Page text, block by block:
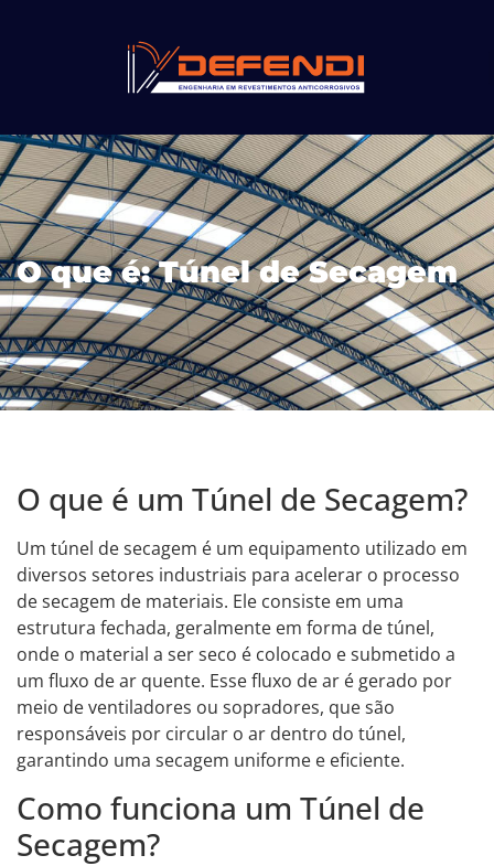
O que é: Túnel de Secagem
O que é um Túnel de Secagem?
Um túnel de secagem é um equipamento utilizado em
diversos setores industriais para acelerar o processo
de secagem de materiais. Ele consiste em uma
estrutura fechada, geralmente em forma de túnel,
onde o material a ser seco é colocado e submetido a
um fluxo de ar quente. Esse fluxo de ar é gerado por
meio de ventiladores ou sopradores, que são
responsáveis por circular o ar dentro do túnel,
garantindo uma secagem uniforme e eficiente.
Como funciona um Túnel de
Secagem?